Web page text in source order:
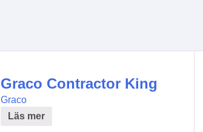
Graco Contractor King
Graco
Läs mer